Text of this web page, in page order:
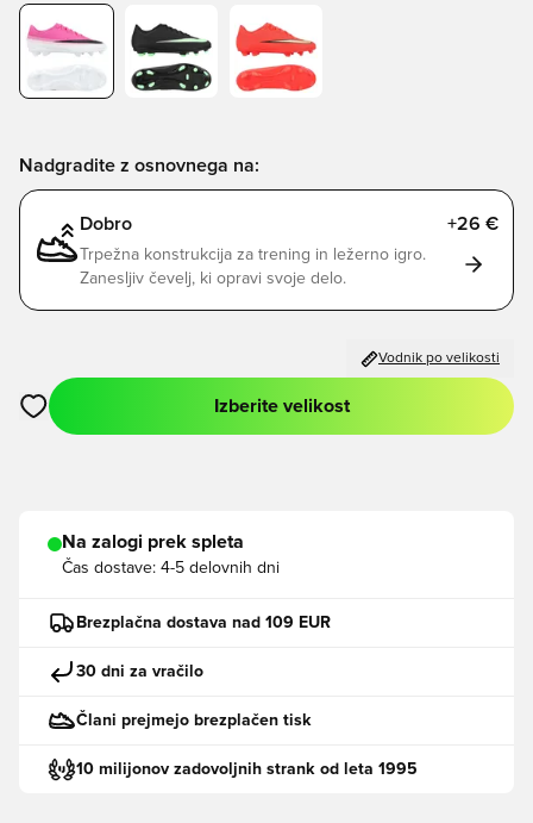
Nadgradite z osnovnega na:
Dobro +26 €
Trpežna konstrukcija za trening in ležerno igro.
Zanesljiv čevelj, ki opravi svoje delo.
Vodnik po velikosti
Odpre Modal za prijavo ali vpis kot član
Izberite velikost
Na zalogi prek spleta
Čas dostave: 4-5 delovnih dni
Brezplačna dostava nad 109 EUR
30 dni za vračilo
Člani prejmejo brezplačen tisk
10 milijonov zadovoljnih strank od leta 1995